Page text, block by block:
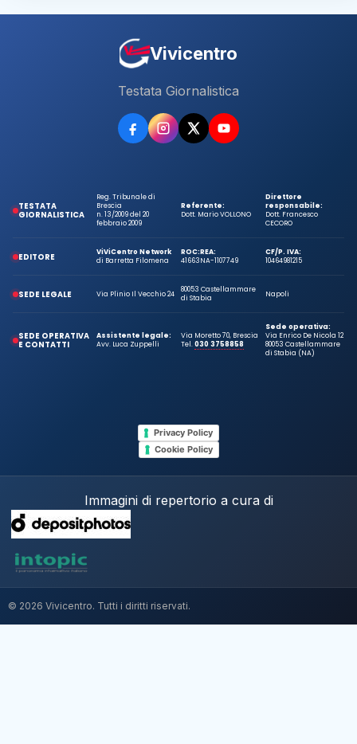
Vivicentro
Testata Giornalistica
TESTATA
GIORNALISTICA
Reg. Tribunale di
Brescia
n. 13/2009 del 20
febbraio 2009
Referente:
Dott. Mario VOLLONO
Direttore
responsabile:
Dott. Francesco
CECORO
EDITORE
ViViCentro Network
di Barretta Filomena
ROC:
41663
REA:
NA-1107749
CF/P. IVA:
10464981215
SEDE LEGALE Via Plinio Il Vecchio 24
80053 Castellammare
di Stabia
Napoli
SEDE OPERATIVA
E CONTATTI
Assistente legale:
Avv. Luca Zuppelli
Via Moretto 70, Brescia
Tel.030 3758858
Sede operativa:
Via Enrico De Nicola 12
80053 Castellammare
di Stabia (NA)
Privacy Policy
Cookie Policy
Immagini di repertorio a cura di
© 2026 Vivicentro. Tutti i diritti riservati.